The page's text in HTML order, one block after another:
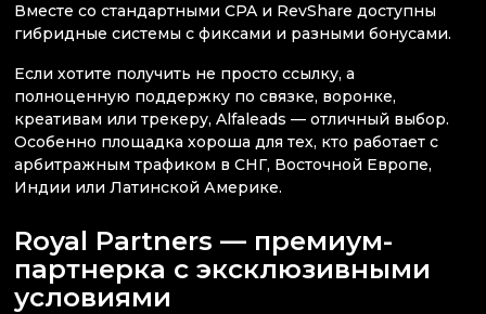
Вместе со стандартными CPA и RevShare доступны
гибридные системы с фиксами и разными бонусами.
Если хотите получить не просто ссылку, а
полноценную поддержку по связке, воронке,
креативам или трекеру, Alfaleads — отличный выбор.
Особенно площадка хороша для тех, кто работает с
арбитражным трафиком в СНГ, Восточной Европе,
Индии или Латинской Америке.
Royal Partners — премиум-
партнерка с эксклюзивными
условиями